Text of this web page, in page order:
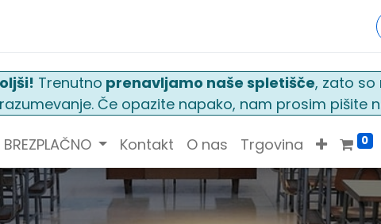
Trenutno prenavljamo naše spletišče, zato so
Če opazite napako, nam prosim pišite
BREZPLAČNO Kontakt O nas Trgovina 0